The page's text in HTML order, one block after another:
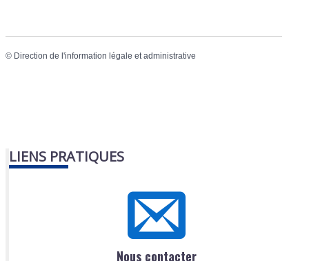
© Direction de l'information légale et administrative
LIENS PRATIQUES
Nous contacter